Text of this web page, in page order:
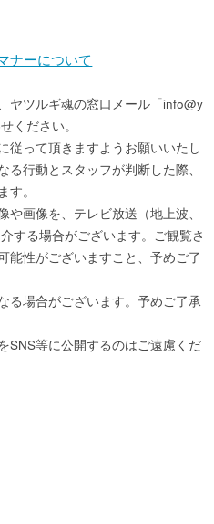
ナーについて
ヤツルギ魂の窓口メール「info@y
ください。
従って頂きますようお願いいたし
行動とスタッフが判断した際、
。
や画像を、テレビ放送（地上波、
する場合がございます。ご観覧さ
能性がございますこと、予めご了
る場合がございます。予めご了承
SNS等に公開するのはご遠慮くだ